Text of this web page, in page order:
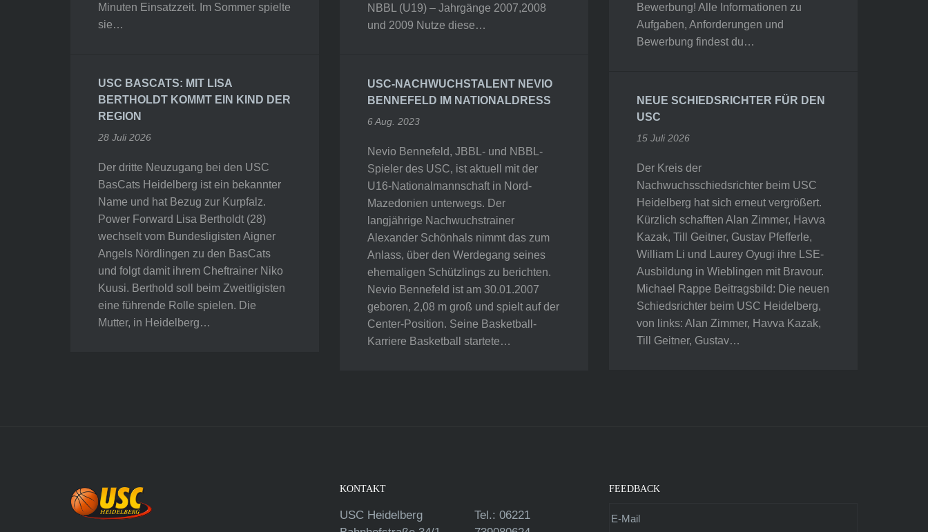
Minuten Einsatzzeit. Im Sommer spielte
sie…
USC BASCATS: MIT LISA
BERTHOLDT KOMMT EIN KIND DER
REGION
28 Juli 2026
Der dritte Neuzugang bei den USC
BasCats Heidelberg ist ein bekannter
Name und hat Bezug zur Kurpfalz.
Power Forward Lisa Bertholdt (28)
wechselt vom Bundesligisten Aigner
Angels Nördlingen zu den BasCats
und folgt damit ihrem Cheftrainer Niko
Kuusi. Berthold soll beim Zweitligisten
eine führende Rolle spielen. Die
Mutter, in Heidelberg…
NBBL (U19) – Jahrgänge 2007,2008
und 2009 Nutze diese…
USC-NACHWUCHSTALENT NEVIO
BENNEFELD IM NATIONALDRESS
6 Aug. 2023
Nevio Bennefeld, JBBL- und NBBL-
Spieler des USC, ist aktuell mit der
U16-Nationalmannschaft in Nord-
Mazedonien unterwegs. Der
langjährige Nachwuchstrainer
Alexander Schönhals nimmt das zum
Anlass, über den Werdegang seines
ehemaligen Schützlings zu berichten.
Nevio Bennefeld ist am 30.01.2007
geboren, 2,08 m groß und spielt auf der
Center-Position. Seine Basketball-
Karriere Basketball startete…
Bewerbung! Alle Informationen zu
Aufgaben, Anforderungen und
Bewerbung findest du…
NEUE SCHIEDSRICHTER FÜR DEN
USC
15 Juli 2026
Der Kreis der
Nachwuchsschiedsrichter beim USC
Heidelberg hat sich erneut vergrößert.
Kürzlich schafften Alan Zimmer, Havva
Kazak, Till Geitner, Gustav Pfefferle,
William Li und Laurey Oyugi ihre LSE-
Ausbildung in Wieblingen mit Bravour.
Michael Rappe Beitragsbild: Die neuen
Schiedsrichter beim USC Heidelberg,
von links: Alan Zimmer, Havva Kazak,
Till Geitner, Gustav…
KONTAKT
USC Heidelberg
Tel.: 06221
FEEDBACK